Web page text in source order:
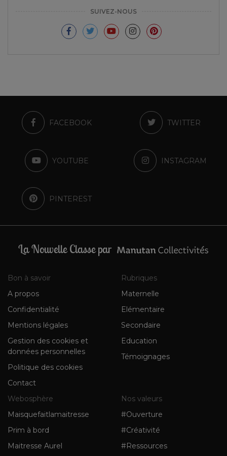
SUIVEZ-NOUS
FACEBOOK TWITTER
YOUTUBE INSTAGRAM
PINTEREST
La Nouvelle Classe par
Bon à savoir
A propos
Confidentialité
Mentions légales
Gestion des cookies et
données personnelles
Politique des cookies
Contact
Rubriques
Maternelle
Elémentaire
Secondaire
Education
Témoignages
Webosphère
Maisquefaitlamaitresse
Prim à bord
Maitresse Aurel
Nos valeurs
#Ouverture
#Créativité
#Ressources